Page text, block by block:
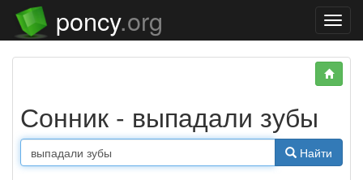
poncy.org
Сонник - выпадали зубы
Найти